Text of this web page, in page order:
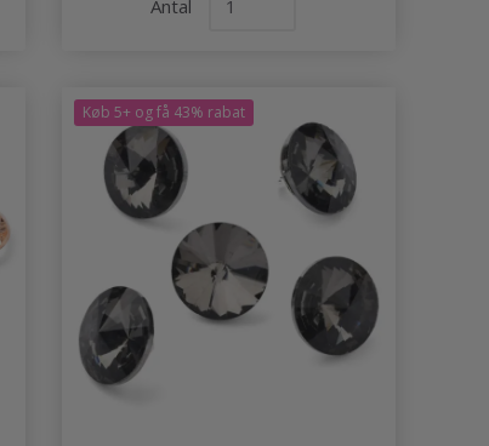
Antal
Køb 5+ og få 43% rabat